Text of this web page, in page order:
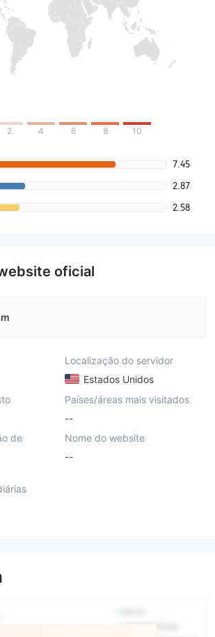
2 4 6 8 10
7.45
2.87
2.58
oficial
Localização do servidor
Estados Unidos
Países/áreas mais visitados
--
de
Nome do website
--